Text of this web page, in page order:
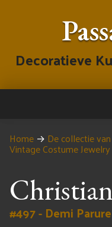
Decoratieve
Home → De collectie
Vintage Costume Jewelry
#497 - Demi